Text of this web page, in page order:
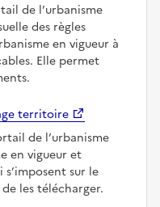
de l’urbanisme
des règles
en vigueur à
Elle permet
territoire
de l’urbanisme
en vigueur et
sur le
les télécharger.